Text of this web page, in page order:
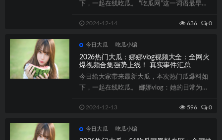
下，一起在线吃瓜。 “吃瓜网”这一词语最早出
2024-12-14 636 0
今日大瓜 吃瓜小编
2026热门大瓜：娜娜vlog视频大全：全网火
爆视频合集强势上线！ 真实事件汇总
今日给大家带来最新大瓜，本次热门瓜爆料如
下，一起在线吃瓜。 娜娜vlog：她的日常为何
2024-12-13 596 0
今日大瓜 吃瓜小编